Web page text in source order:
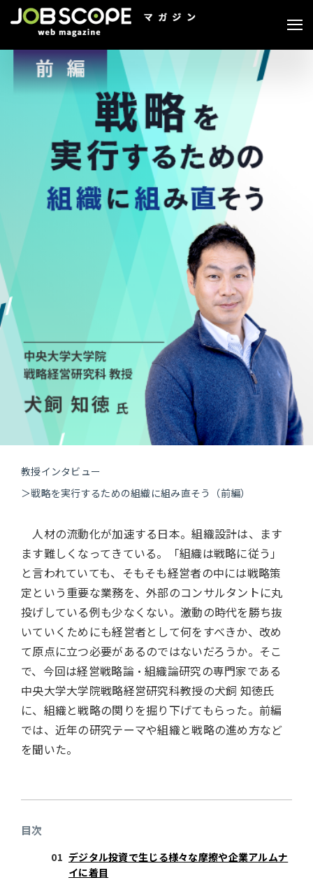
教授インタビュー
＞戦略を実行するための組織に組み直そう（前編）
人材の流動化が加速する日本。組織設計は、ます
ます難しくなってきている。「組織は戦略に従う」
と言われていても、そもそも経営者の中には戦略策
定という重要な業務を、外部のコンサルタントに丸
投げしている例も少なくない。激動の時代を勝ち抜
いていくためにも経営者として何をすべきか、改め
て原点に立つ必要があるのではないだろうか。そこ
で、今回は経営戦略論・組織論研究の専門家である
中央大学大学院戦略経営研究科教授の犬飼 知徳氏
に、組織と戦略の関りを掘り下げてもらった。前編
では、近年の研究テーマや組織と戦略の進め方など
を聞いた。
目次
デジタル投資で生じる様々な摩擦や企業アルムナ
イに着目